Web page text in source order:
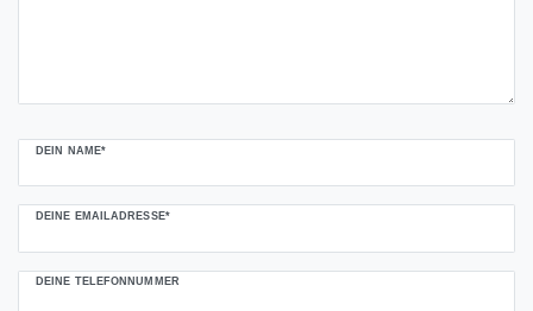
DEIN NAME*
DEINE EMAILADRESSE*
DEINE TELEFONNUMMER